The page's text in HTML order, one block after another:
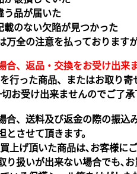
う品が届いた
載のない欠陥が見つかった
万全の注意を払っております
合、返品・交換をお受け出来
行った商品、またはお取り寄
お受け出来ませんのでご了承
合、送料及び返金の際の振込
とさせて頂きます。
上げ頂いた商品は､お客様に
り扱いが出来ない場合でも､お